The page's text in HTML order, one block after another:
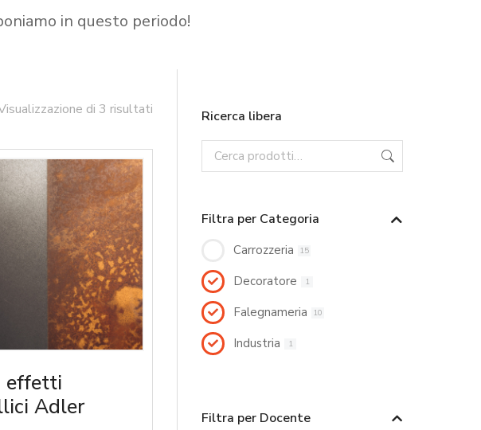
in questo periodo!
di 3 risultati
effetti
Adler
Ricerca libera
Filtra per Categoria
Carrozzeria 15
Decoratore 1
Falegnameria 10
Industria 1
Filtra per Docente